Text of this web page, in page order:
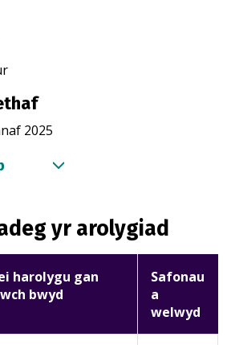
2025
yr arolygiad
harolygu gan
bwyd
Safonau
a
welwyd